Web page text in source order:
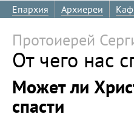
Епархия Архиереи
Протоиерей
От чего нас
Может ли
спасти